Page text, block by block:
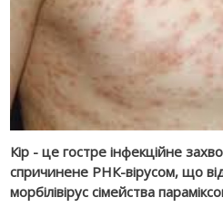
Кір - це гостре інфекційне
спричинене РНК-вірусом, що
морбілівірус сімейства